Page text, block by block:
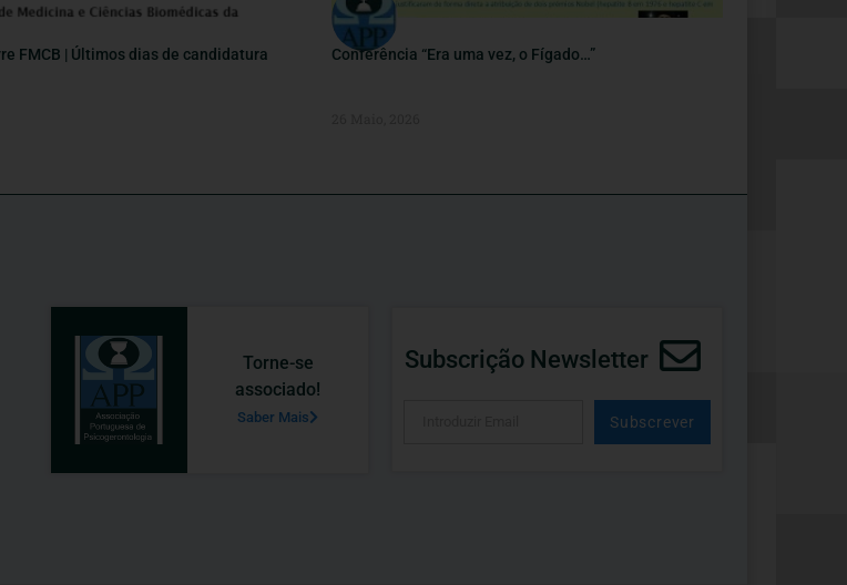
FMCB | Últimos dias de candidatura Conferência “Era uma vez, o Fígado…”
Torne-se
associado!
Saber Mais
Subscrição Newsletter
Subscrever